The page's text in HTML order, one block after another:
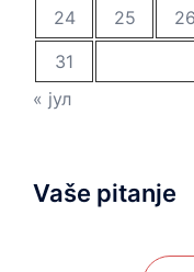
24
25 26
31
« јул
Vaše pitanje